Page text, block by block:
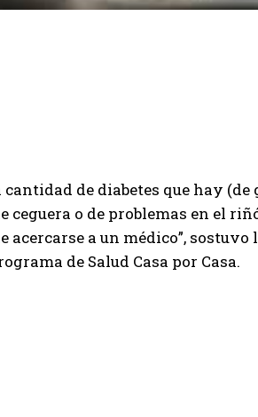
de diabetes que hay (de
o de problemas en el
a un médico”, sostuvo
de Salud Casa por Casa.